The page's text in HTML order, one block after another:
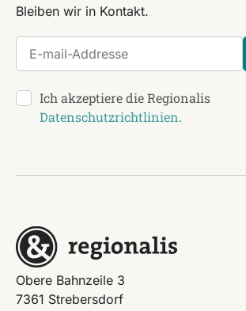
Bleiben wir in Kontakt.
Ich akzeptiere die Regionalis
Datenschutzrichtlinien.
Obere Bahnzeile 3
7361 Strebersdorf